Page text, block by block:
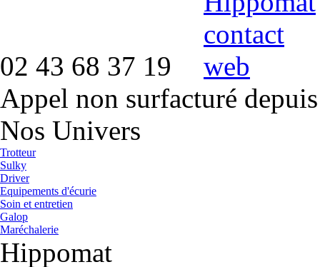
02 43 68 37 19
Appel non surfacturé
Nos Univers
Trotteur
Sulky
Driver
Equipements d'écurie
Soin et entretien
Galop
Maréchalerie
Hippomat